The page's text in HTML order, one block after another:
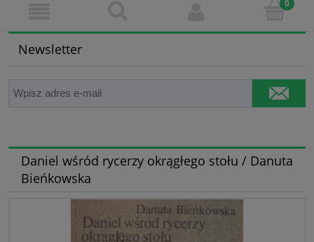
Newsletter
Daniel wśród rycerzy okrągłego stołu / Danuta
Bieńkowska